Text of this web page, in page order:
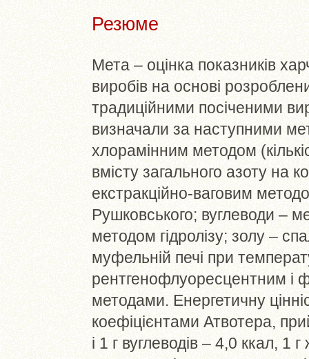
Резюме
Мета – оцінка показників
виробів на основі
традиційними посіченими
визначали за наступними
хлорамінним методом
вмісту загального азоту на
екстракційно-ваговим
Рушковського; вуглеводи –
методом гідролізу; золу –
муфельній печі при
рентгенофлуоресцентним і
методами. Енергетичну
коефіцієнтами Атвотера,
і 1 г вуглеводів – 4,0 ккал, 1